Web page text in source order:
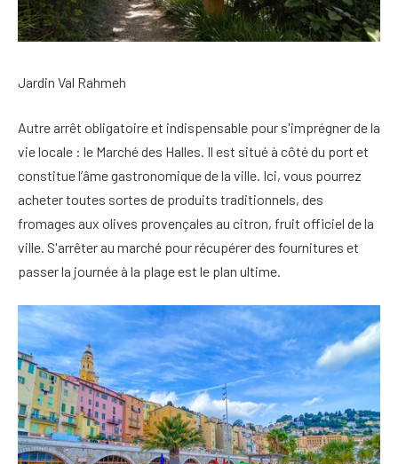
Jardin Val Rahmeh
Autre arrêt obligatoire et indispensable pour s'imprégner de la
vie locale : le Marché des Halles. Il est situé à côté du port et
constitue l’âme gastronomique de la ville. Ici, vous pourrez
acheter toutes sortes de produits traditionnels, des
fromages aux olives provençales au citron, fruit officiel de la
ville. S'arrêter au marché pour récupérer des fournitures et
passer la journée à la plage est le plan ultime.